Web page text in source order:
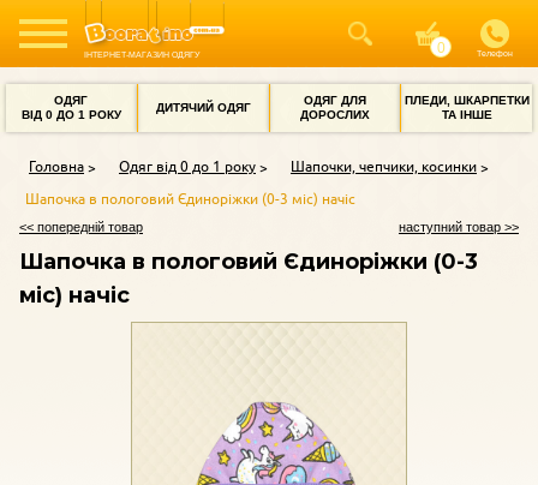
ІНТЕРНЕТ-МАГАЗИН ОДЯГУ Телефон
ОДЯГ
ВІД 0 ДО 1 РОКУ
ДИТЯЧИЙ ОДЯГ
ОДЯГ ДЛЯ
ДОРОСЛИХ
ПЛЕДИ, ШКАРПЕТКИ
ТА ІНШЕ
Головна Одяг від 0 до 1 року
Шапочки, чепчики, косинки
Шапочка в пологовий Єдиноріжки (0-3 міс) начіс
<< попередній товар наступний товар >>
Шапочка в пологовий Єдиноріжки (0-3
міс) начіс